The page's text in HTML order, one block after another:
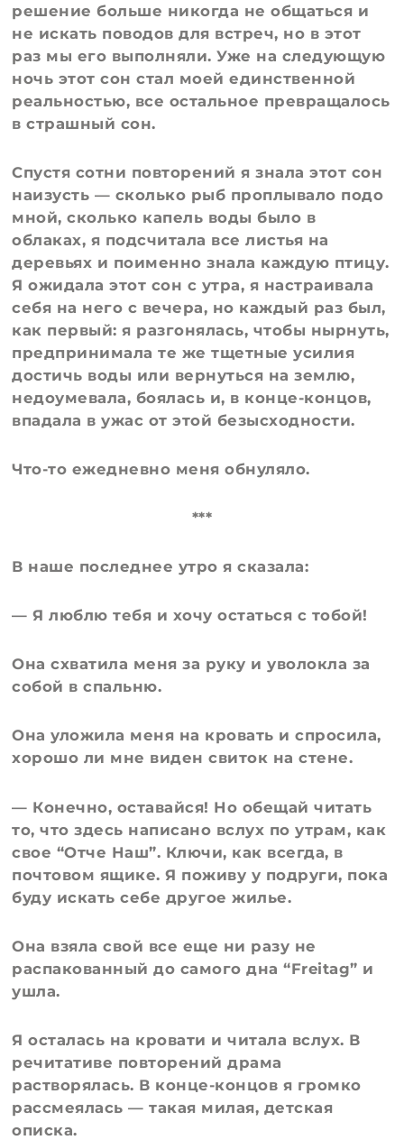
решение больше никогда не общаться и
не искать поводов для встреч, но в этот
раз мы его выполняли. Уже на следующую
ночь этот сон стал моей единственной
реальностью, все остальное превращалось
в страшный сон.
Спустя сотни повторений я знала этот сон
наизусть — сколько рыб проплывало подо
мной, сколько капель воды было в
облаках, я подсчитала все листья на
деревьях и поименно знала каждую птицу.
Я ожидала этот сон с утра, я настраивала
себя на него с вечера, но каждый раз был,
как первый: я разгонялась, чтобы нырнуть,
предпринимала те же тщетные усилия
достичь воды или вернуться на землю,
недоумевала, боялась и, в конце-концов,
впадала в ужас от этой безысходности.
Что-то ежедневно меня обнуляло.
***
В наше последнее утро я сказала:
— Я люблю тебя и хочу остаться с тобой!
Она схватила меня за руку и уволокла за
собой в спальню.
Она уложила меня на кровать и спросила,
хорошо ли мне виден свиток на стене.
— Конечно, оставайся! Но обещай читать
то, что здесь написано вслух по утрам, как
свое “Отче Наш”. Ключи, как всегда, в
почтовом ящике. Я поживу у подруги, пока
буду искать себе другое жилье.
Она взяла свой все еще ни разу не
распакованный до самого дна “Freitag” и
ушла.
Я осталась на кровати и читала вслух. В
речитативе повторений драма
растворялась. В конце-концов я громко
рассмеялась — такая милая, детская
описка.